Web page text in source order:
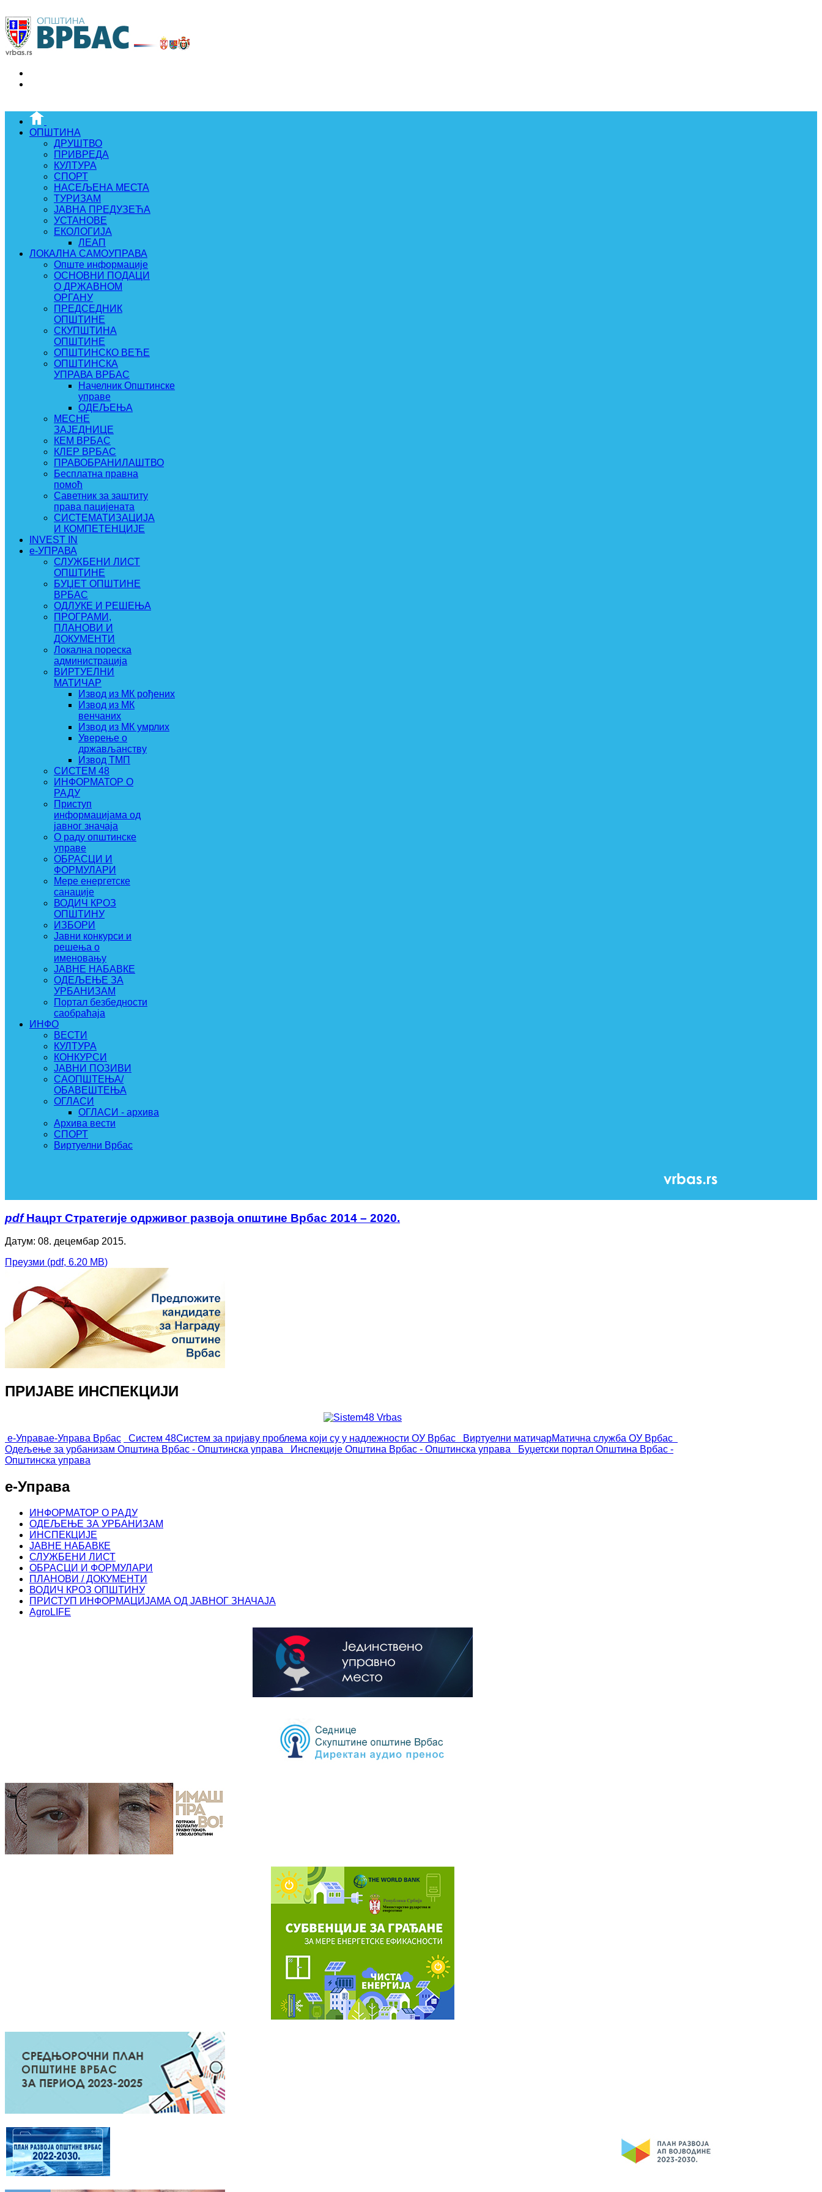
ОПШТИНА
ДРУШТВО
ПРИВРЕДА
КУЛТУРА
СПОРТ
НАСЕЉЕНА МЕСТА
ТУРИЗАМ
ЈАВНА ПРЕДУЗЕЋА
УСТАНОВЕ
ЕКОЛОГИЈА
ЛЕАП
ЛОКАЛНА САМОУПРАВА
Опште информације
ОСНОВНИ ПОДАЦИ
О ДРЖАВНОМ
ОРГАНУ
ПРЕДСЕДНИК
ОПШТИНЕ
СКУПШТИНА
ОПШТИНЕ
ОПШТИНСКО ВЕЋЕ
ОПШТИНСКА
УПРАВА ВРБАС
Начелник Општинске
управе
ОДЕЉЕЊА
МЕСНЕ
ЗАЈЕДНИЦЕ
КЕМ ВРБАС
КЛЕР ВРБАС
ПРАВОБРАНИЛАШТВО
Бесплатна правна
помоћ
Саветник за заштиту
права пацијената
СИСТЕМАТИЗАЦИЈА
И КОМПЕТЕНЦИЈЕ
INVEST IN
e-УПРАВА
СЛУЖБЕНИ ЛИСТ
ОПШТИНЕ
БУЏЕТ ОПШТИНЕ
ВРБАС
ОДЛУКЕ И РЕШЕЊА
ПРОГРАМИ,
ПЛАНОВИ И
ДОКУМЕНТИ
Локална пореска
администрација
ВИРТУЕЛНИ
МАТИЧАР
Извод из МК рођених
Извод из МК
венчаних
Извод из МК умрлих
Уверење о
држављанству
Извод ТМП
СИСТЕМ 48
ИНФОРМАТОР О
РАДУ
Приступ
информацијама од
јавног значаја
О раду општинске
управе
ОБРАСЦИ И
ФОРМУЛАРИ
Мере енергетске
санације
ВОДИЧ КРОЗ
ОПШТИНУ
ИЗБОРИ
Јавни конкурси и
решења о
именовању
ЈАВНЕ НАБАВКЕ
ОДЕЉЕЊЕ ЗА
УРБАНИЗАМ
Портал безбедности
саобраћаја
ИНФО
ВЕСТИ
КУЛТУРА
КОНКУРСИ
ЈАВНИ ПОЗИВИ
САОПШТЕЊА/
ОБАВЕШТЕЊА
ОГЛАСИ
ОГЛАСИ - архива
Архива вести
СПОРТ
Виртуелни Врбас
pdf Нацрт Стратегије одрживог развоја општине Врбас 2014 – 2020.
Датум: 08. децембар 2015.
Преузми (pdf, 6.20 MB)
ПРИЈАВЕ ИНСПЕКЦИЈИ
е-Управае-Управа Врбас Систем 48Систем за пријаву проблема који су у надлежности ОУ Врбас Виртуелни матичарМатична служба ОУ Врбас
Одељење за урбанизам Општина Врбас - Општинска управа Инспекције Општина Врбас - Општинска управа Буџетски портал Општина Врбас -
Општинска управа
е-Управа
ИНФОРМАТОР О РАДУ
ОДЕЉЕЊЕ ЗА УРБАНИЗАМ
ИНСПЕКЦИЈЕ
ЈАВНЕ НАБАВКЕ
СЛУЖБЕНИ ЛИСТ
ОБРАСЦИ И ФОРМУЛАРИ
ПЛАНОВИ / ДОКУМЕНТИ
ВОДИЧ КРОЗ ОПШТИНУ
ПРИСТУП ИНФОРМАЦИЈАМА ОД ЈАВНОГ ЗНАЧАЈА
AgroLIFE